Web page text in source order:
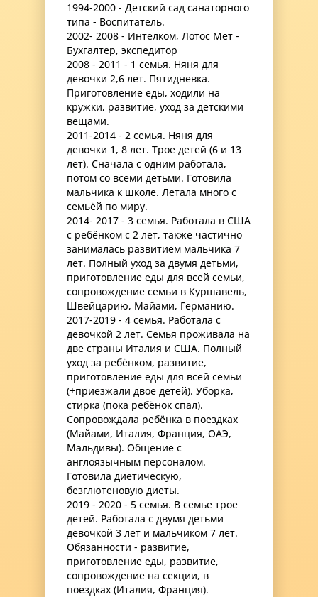
1994-2000 - Детский сад санаторного
типа - Воспитатель.
2002- 2008 - Интелком, Лотос Мет -
Бухгалтер, экспедитор
2008 - 2011 - 1 семья. Няня для
девочки 2,6 лет. Пятидневка.
Приготовление еды, ходили на
кружки, развитие, уход за детскими
вещами.
2011-2014 - 2 семья. Няня для
девочки 1, 8 лет. Трое детей (6 и 13
лет). Сначала с одним работала,
потом со всеми детьми. Готовила
мальчика к школе. Летала много с
семьёй по миру.
2014- 2017 - 3 семья. Работала в США
с ребёнком с 2 лет, также частично
занималась развитием мальчика 7
лет. Полный уход за двумя детьми,
приготовление еды для всей семьи,
сопровождение семьи в Куршавель,
Швейцарию, Майами, Германию.
2017-2019 - 4 семья. Работала с
девочкой 2 лет. Семья проживала на
две страны Италия и США. Полный
уход за ребёнком, развитие,
приготовление еды для всей семьи
(+приезжали двое детей). Уборка,
стирка (пока ребёнок спал).
Сопровождала ребёнка в поездках
(Майами, Италия, Франция, ОАЭ,
Мальдивы). Общение с
англоязычным персоналом.
Готовила диетическую,
безглютеновую диеты.
2019 - 2020 - 5 семья. В семье трое
детей. Работала с двумя детьми
девочкой 3 лет и мальчиком 7 лет.
Обязанности - развитие,
приготовление еды, развитие,
сопровождение на секции, в
поездках (Италия, Франция).